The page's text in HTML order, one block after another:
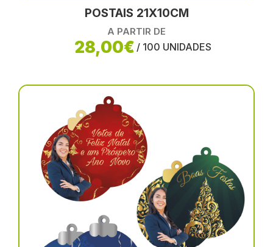
POSTAIS 21X10CM
A PARTIR DE
28,00€ / 100 UNIDADES